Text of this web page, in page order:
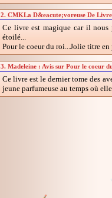
2. CMKLa D&eacute;voreuse De
Ce livre est magique car il nous
étoilé...
Pour le coeur du roi...Jolie titre en
3. Madeleine : Avis sur Pour le coeur
Ce livre est le dernier tome des
jeune parfumeuse au temps où